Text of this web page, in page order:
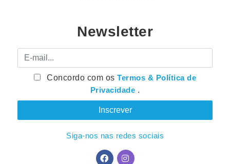
Newsletter
E-mail
Concordo com osTermos & Política de
Privacidade .
Siga-nos nas redes sociais